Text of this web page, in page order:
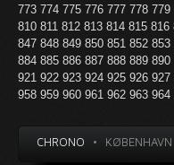
773 774 775 776 777 778 779
810 811 812 813 814 815 816
847 848 849 850 851 852 853
884 885 886 887 888 889 890
921 922 923 924 925 926 927
958 959 960 961 962 963 964
CHRONO • KØBENHAVN